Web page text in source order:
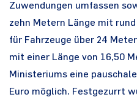
Zuwendungen umfassen
zehn Metern Länge mit
für Fahrzeuge über 24
mit einer Länge von 16,50
Ministeriums eine
Euro möglich. Festgezurrt